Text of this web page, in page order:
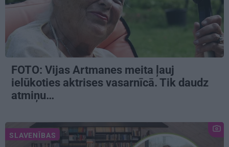
FOTO: Vijas Artmanes meita ļauj
ielūkoties aktrises vasarnīcā. Tik daudz
atmiņu…
SLAVENĪBAS